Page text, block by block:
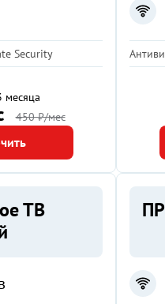
Security
месяца
450 ₽/мес
ТВ